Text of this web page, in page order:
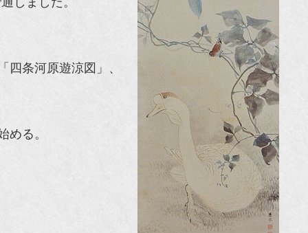
条河原遊涼図」、
める。